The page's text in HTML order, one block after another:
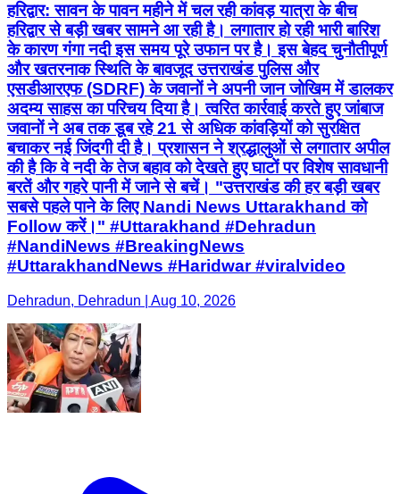
हरिद्वार: सावन के पावन महीने में चल रही कांवड़ यात्रा के बीच
हरिद्वार से बड़ी खबर सामने आ रही है। लगातार हो रही भारी बारिश
के कारण गंगा नदी इस समय पूरे उफान पर है। इस बेहद चुनौतीपूर्ण
और खतरनाक स्थिति के बावजूद उत्तराखंड पुलिस और
एसडीआरएफ (SDRF) के जवानों ने अपनी जान जोखिम में डालकर
अदम्य साहस का परिचय दिया है। त्वरित कार्रवाई करते हुए जांबाज
जवानों ने अब तक डूब रहे 21 से अधिक कांवड़ियों को सुरक्षित
बचाकर नई जिंदगी दी है। प्रशासन ने श्रद्धालुओं से लगातार अपील
की है कि वे नदी के तेज बहाव को देखते हुए घाटों पर विशेष सावधानी
बरतें और गहरे पानी में जाने से बचें। "उत्तराखंड की हर बड़ी खबर
सबसे पहले पाने के लिए Nandi News Uttarakhand को
Follow करें।" #Uttarakhand #Dehradun
#NandiNews #BreakingNews
#UttarakhandNews #Haridwar #viralvideo
Dehradun, Dehradun | Aug 10, 2026